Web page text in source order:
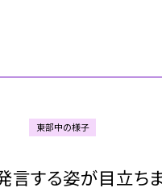
東部中の様子
する姿が目立ち